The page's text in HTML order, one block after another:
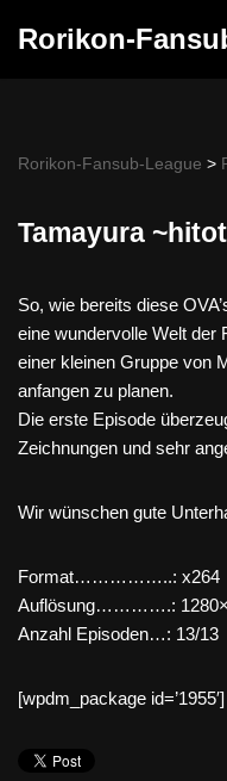
Rorikon-
Rorikon-Fansub-League >
Tamayura
So, wie bereits diese
eine wundervolle Welt der
einer kleinen Gruppe von
anfangen zu planen.
Die erste Episode
Zeichnungen und sehr
Wir wünschen gute
Format……………..: x264
Auflösung………….:
Anzahl Episoden…: 13/13
[wpdm_package id=’1955′]